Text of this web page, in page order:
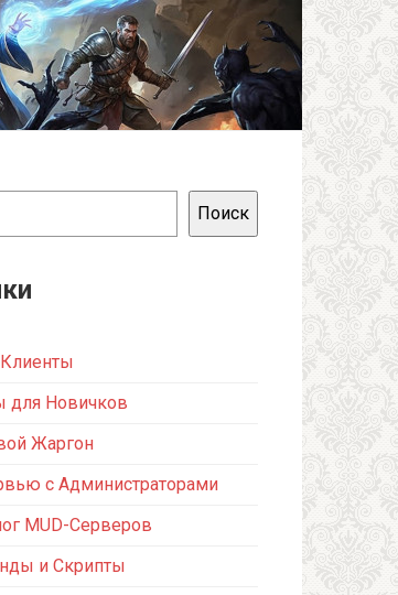
Поиск
для Новичков
Жаргон
с Администраторами
MUD-Серверов
и Скрипты